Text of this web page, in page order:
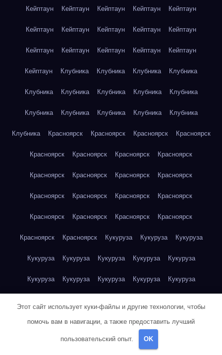
Кейптаун Кейптаун Кейптаун Кейптаун Кейптаун
Кейптаун Кейптаун Кейптаун Кейптаун Кейптаун
Кейптаун Кейптаун Кейптаун Кейптаун Кейптаун
Кейптаун Клубника Клубника Клубника Клубника
Клубника Клубника Клубника Клубника Клубника
Клубника Клубника Клубника Клубника Клубника
Клубника Красноярск Красноярск Красноярск Красноярск
Красноярск Красноярск Красноярск Красноярск
Красноярск Красноярск Красноярск Красноярск
Красноярск Красноярск Красноярск Красноярск
Красноярск Красноярск Красноярск Красноярск
Красноярск Красноярск Кукуруза Кукуруза Кукуруза
Кукуруза Кукуруза Кукуруза Кукуруза Кукуруза
Кукуруза Кукуруза Кукуруза Кукуруза Кукуруза
Куриная грудка Куриная грудка Куриная грудка
Куриная грудка Куриная грудка Куриная грудка
Этот сайт использует куки-файлы и другие технологии, чтобы
помочь вам в навигации, а также предоставить лучший
пользовательский опыт. OK